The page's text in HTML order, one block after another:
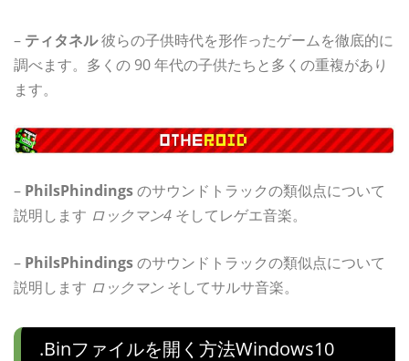
– ティタネル彼らの子供時代を形作ったゲームを徹底的に
調べます。多くの 90 年代の子供たちと多くの重複があり
ます。
– PhilsPhindingsのサウンドトラックの類似点について
説明します ロックマン4 そしてレゲエ音楽。
– PhilsPhindingsのサウンドトラックの類似点について
説明します ロックマン そしてサルサ音楽。
.binファイルを開く方法windows10